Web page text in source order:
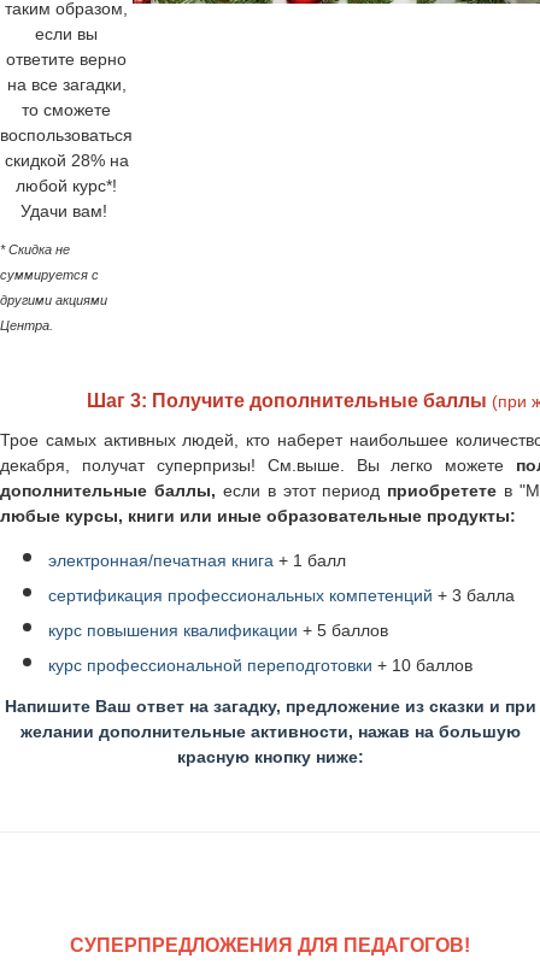
таким образом,
если вы
ответите верно
на все загадки,
то сможете
воспользоваться
скидкой 28% на
любой курс*!
Удачи вам!
* Скидка не
суммируется с
другими акциями
Центра.
Шаг 3: Получите дополнительные баллы (при
Трое самых активных людей, кто наберет наибольшее
декабря, получат суперпризы! См.выше. Вы легко можете
дополнительные баллы, если в этот период приобретете в
любые курсы, книги или иные образовательные продукты:
электронная/печатная книга + 1 балл
сертификация профессиональных компетенций + 3 балла
курс повышения квалификации + 5 баллов
курс профессиональной переподготовки + 10 баллов
Напишите Ваш ответ на загадку, предложение из сказки и при
желании дополнительные активности, нажав на большую
красную кнопку ниже:
СУПЕРПРЕДЛОЖЕНИЯ ДЛЯ ПЕДАГОГОВ!